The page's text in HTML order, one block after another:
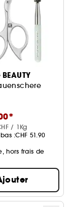
/ 1Kg
:CHF 51.90
hors frais de